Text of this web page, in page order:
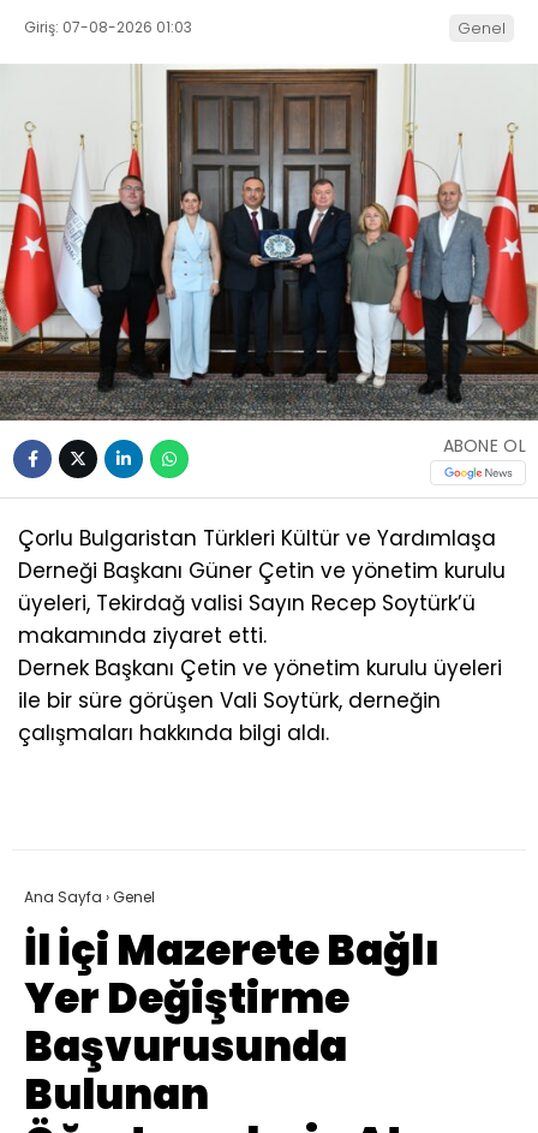
Giriş: 07-08-2026 01:03 Genel
ABONE OL
Çorlu Bulgaristan Türkleri Kültür ve Yardımlaşa
Derneği Başkanı Güner Çetin ve yönetim kurulu
üyeleri, Tekirdağ valisi Sayın Recep Soytürk’ü
makamında ziyaret etti.
Dernek Başkanı Çetin ve yönetim kurulu üyeleri
ile bir süre görüşen Vali Soytürk, derneğin
çalışmaları hakkında bilgi aldı.
Ana Sayfa ›Genel
İl İçi Mazerete Bağlı
Yer Değiştirme
Başvurusunda
Bulunan